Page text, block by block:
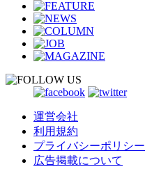
運営会社
利用規約
プライバシーポリシー
広告掲載について